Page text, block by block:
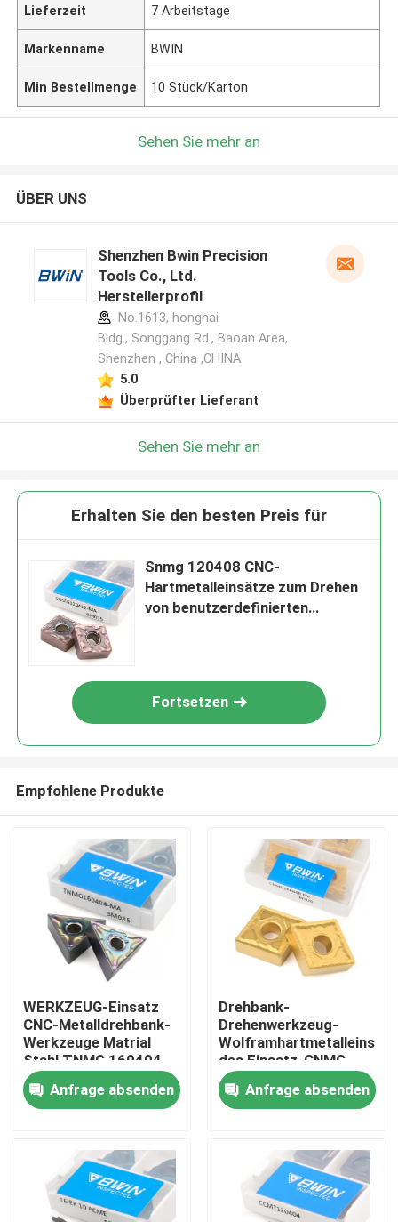
Heim
Produkte
Videos
Lieferzeit 7 Arbeitstage
Markenname BWIN
Min Bestellmenge 10 Stück/Karton
Sehen Sie mehr an
ÜBER UNS
Shenzhen Bwin Precision
Tools Co., Ltd.
Herstellerprofil
No.1613, honghai
Bldg., Songgang Rd., Baoan Area,
Shenzhen , China ,CHINA
5.0
Überprüfter Lieferant
Sehen Sie mehr an
Erhalten Sie den besten Preis für
Snmg 120408 CNC-
Hartmetalleinsätze zum Drehen
von benutzerdefinierten
Fortsetzen
Empfohlene Produkte
WERKZEUG-Einsatz
CNC-Metalldrehbank-
Werkzeuge Matrial
Stahl TNMG 160404
Stenless Drehen
Anfrage absenden
Drehbank-
Drehenwerkzeug-
des Einsatz-CNMG
1606
Anfrage absenden